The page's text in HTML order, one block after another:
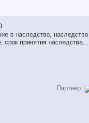
в наследство,
принятия наследства...
Партнер: